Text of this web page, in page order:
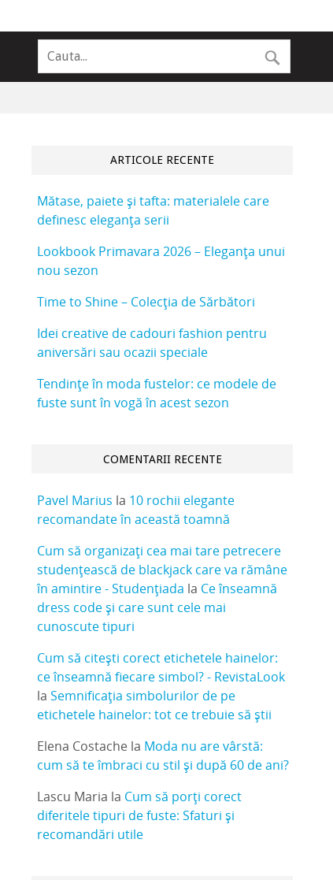
ARTICOLE RECENTE
Mătase, paiete și tafta: materialele care
definesc eleganța serii
Lookbook Primavara 2026 – Eleganța unui
nou sezon
Time to Shine – Colecția de Sărbători
Idei creative de cadouri fashion pentru
aniversări sau ocazii speciale
Tendințe în moda fustelor: ce modele de
fuste sunt în vogă în acest sezon
COMENTARII RECENTE
Pavel Marius la 10 rochii elegante
recomandate în această toamnă
Cum să organizați cea mai tare petrecere
studențească de blackjack care va rămâne
în amintire - Studențiada la Ce înseamnă
dress code și care sunt cele mai
cunoscute tipuri
Cum să citești corect etichetele hainelor:
ce înseamnă fiecare simbol? - RevistaLook
laSemnificația simbolurilor de pe
etichetele hainelor: tot ce trebuie să știi
Elena Costache la Moda nu are vârstă:
cum să te îmbraci cu stil și după 60 de ani?
Lascu Maria la Cum să porți corect
diferitele tipuri de fuste: Sfaturi și
recomandări utile